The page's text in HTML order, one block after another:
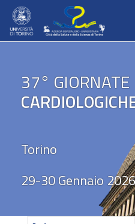
37° GIORNATE
Torino
29-30 Gennaio 2026